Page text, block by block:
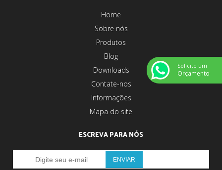
Home
Sobre nós
Produtos
Blog
Downloads
Contate-nos
Informações
Mapa do site
ESCREVA PARA NÓS
Solicite um
Orçamento